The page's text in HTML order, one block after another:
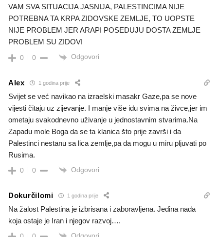
VAM SVA SITUACIJA JASNIJA, PALESTINCIMA NIJE
POTREBNA TA KRPA ZIDOVSKE ZEMLJE, TO UOPSTE
NIJE PROBLEM JER ARAPI POSEDUJU DOSTA ZEMLJE
PROBLEM SU ZIDOVI
0 0 Odgovori
Alex 1 godina prije
Svijet se već navikao na izraelski masakr Gaze,pa se nove
vijesti čitaju uz zijevanje. I manje više idu svima na živce,jer im
ometaju svakodnevno uživanje u jednostavnim stvarima.Na
Zapadu mole Boga da se ta klanica što prije završi i da
Palestinci nestanu sa lica zemlje,pa da mogu u miru pljuvati po
Rusima.
0 0 Odgovori
Dokurčilomi 1 godina prije
Na žalost Palestina je izbrisana i zaboravljena. Jedina nada
koja ostaje je Iran i njegov razvoj….